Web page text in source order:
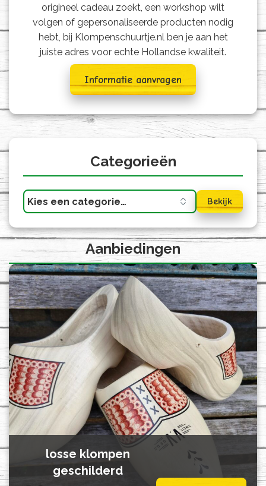
origineel cadeau zoekt, een workshop wilt
volgen of gepersonaliseerde producten nodig
hebt, bij Klompenschuurtje.nl ben je aan het
juiste adres voor echte Hollandse kwaliteit.
Informatie aanvragen
Categorieën
Bekijk
Aanbiedingen
losse klompen
geschilderd